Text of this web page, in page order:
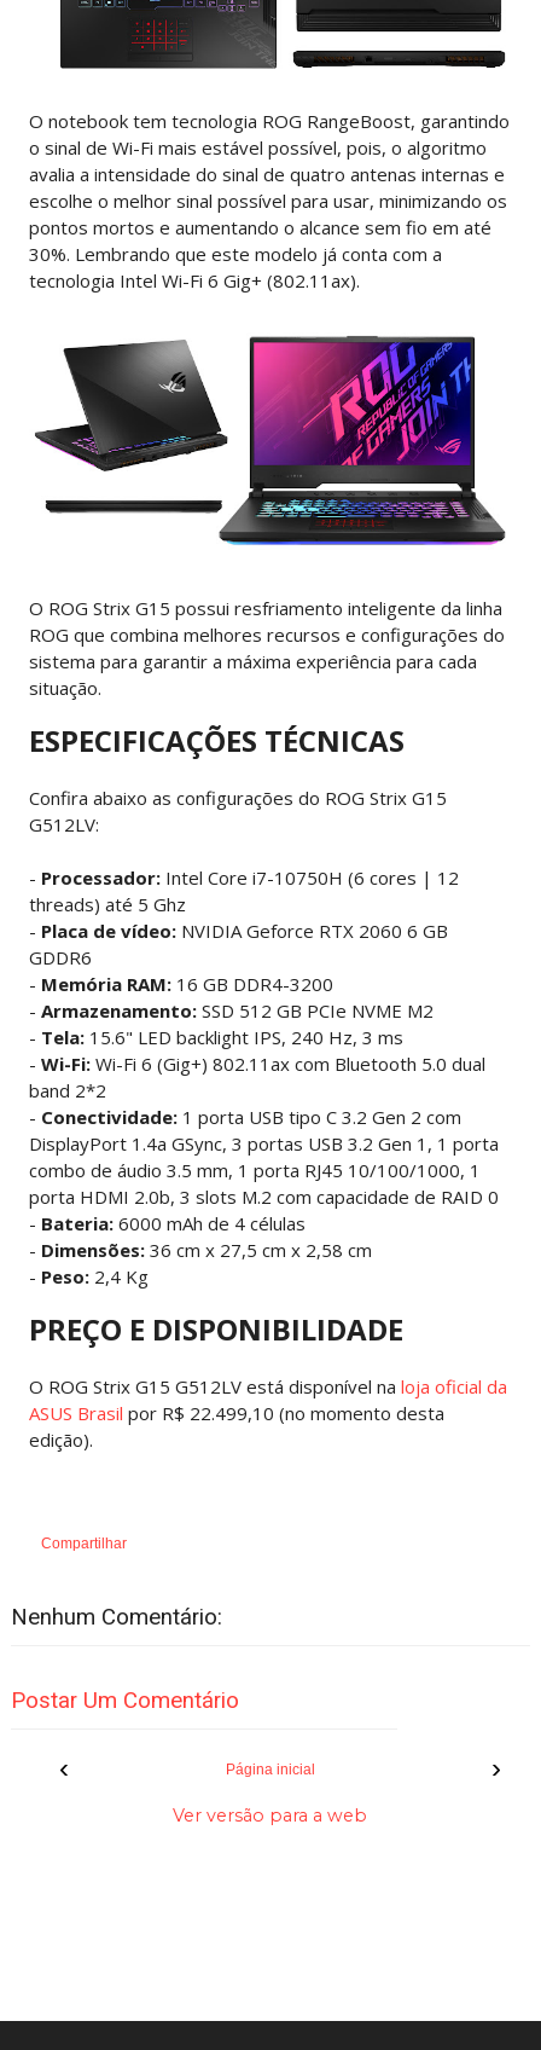
O notebook tem tecnologia ROG RangeBoost, garantindo
o sinal de Wi-Fi mais estável possível, pois, o algoritmo
avalia a intensidade do sinal de quatro antenas internas e
escolhe o melhor sinal possível para usar, minimizando os
pontos mortos e aumentando o alcance sem fio em até
30%. Lembrando que este modelo já conta com a
tecnologia Intel Wi-Fi 6 Gig+ (802.11ax).
O ROG Strix G15 possui resfriamento inteligente da linha
ROG que combina melhores recursos e configurações do
sistema para garantir a máxima experiência para cada
situação.
ESPECIFICAÇÕES TÉCNICAS
Confira abaixo as configurações do ROG Strix G15
G512LV:
- Processador:Intel Core i7-10750H (6 cores | 12
threads) até 5 Ghz
- Placa de vídeo:NVIDIA Geforce RTX 2060 6 GB
GDDR6
- Memória RAM:16 GB DDR4-3200
- Armazenamento:SSD 512 GB PCIe NVME M2
- Tela:15.6" LED backlight IPS, 240 Hz, 3 ms
- Wi-Fi:Wi-Fi 6 (Gig+) 802.11ax com Bluetooth 5.0 dual
band 2*2
- Conectividade:1 porta USB tipo C 3.2 Gen 2 com
DisplayPort 1.4a GSync, 3 portas USB 3.2 Gen 1, 1 porta
combo de áudio 3.5 mm, 1 porta RJ45 10/100/1000, 1
porta HDMI 2.0b, 3 slots M.2 com capacidade de RAID 0
- Bateria:6000 mAh de 4 células
- Dimensões:36 cm x 27,5 cm x 2,58 cm
- Peso:2,4 Kg
PREÇO E DISPONIBILIDADE
O ROG Strix G15 G512LV está disponível na loja oficial da
ASUS Brasil por R$ 22.499,10 (no momento desta
edição).
Compartilhar
Nenhum Comentário:
Postar Um Comentário
‹ ›
Página inicial
Ver versão para a web